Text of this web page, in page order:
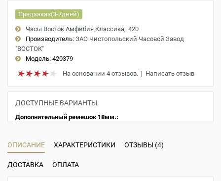
Предзаказ(3-7дней)
Часы Восток Амфибия Классика 420
Производитель: ЗАО Чистопольский Часовой Завод
"ВОСТОК"
Модель: 420379
На основании 4 отзывов. | Написать отзыв
ДОСТУПНЫЕ ВАРИАНТЫ
Дополнительный ремешок 18мм.:
ОПИСАНИЕ ХАРАКТЕРИСТИКИ ОТЗЫВЫ (4)
ДОСТАВКА ОПЛАТА